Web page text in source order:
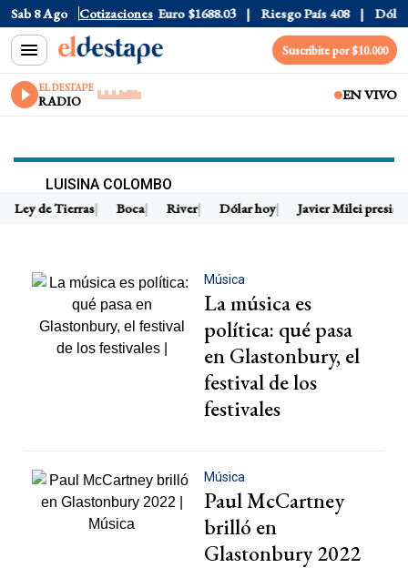
Sab 8 Ago Cotizaciones
Dólar CCL $1580.7 Euro $1688.03 Riesgo País 408
Suscribite por $10.000
EL DESTAPE
RADIO EN VIVO
Ley de Tierras Boca River Dólar hoy Javier Milei
LUISINA COLOMBO
Música
La música es
política: qué pasa
en Glastonbury, el
festival de los
festivales
Música
Paul McCartney
brilló en
Glastonbury 2022